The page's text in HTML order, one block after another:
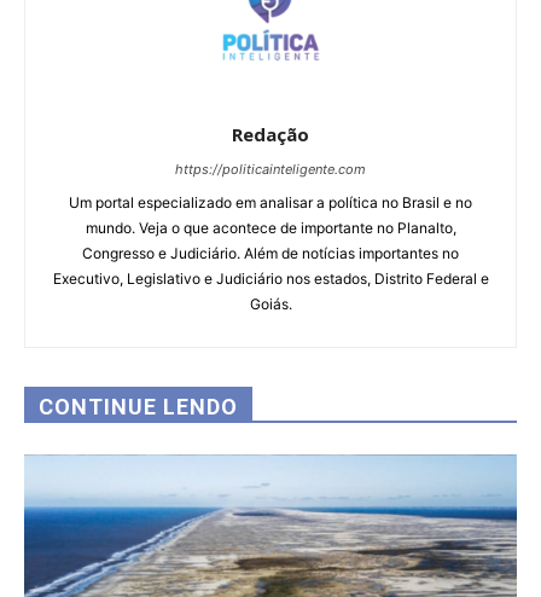
Redação
https://politicainteligente.com
Um portal especializado em analisar a política no Brasil e no
mundo. Veja o que acontece de importante no Planalto,
Congresso e Judiciário. Além de notícias importantes no
Executivo, Legislativo e Judiciário nos estados, Distrito Federal e
Goiás.
CONTINUE LENDO